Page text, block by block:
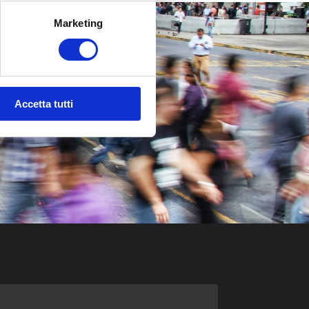
Marketing
Accetta tutti